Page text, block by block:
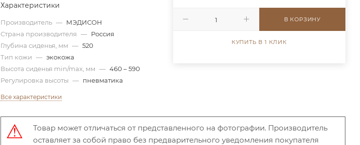
Характеристики
Производитель — МЭДИСОН
Страна производителя — Россия
Глубина сиденья, мм — 520
Тип кожи — экокожа
Высота сиденья min/max, мм — 460 – 590
Регулировка высоты — пневматика
Все характеристики
В КОРЗИНУ
КУПИТЬ В 1 КЛИК
Товар может отличаться от представленного на фотографии. Производитель
оставляет за собой право без предварительного уведомления покупателя